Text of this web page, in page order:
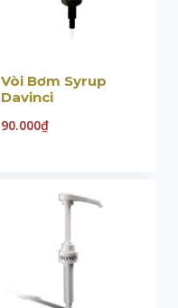
Vòi Bơm Syrup
Davinci
90.000₫